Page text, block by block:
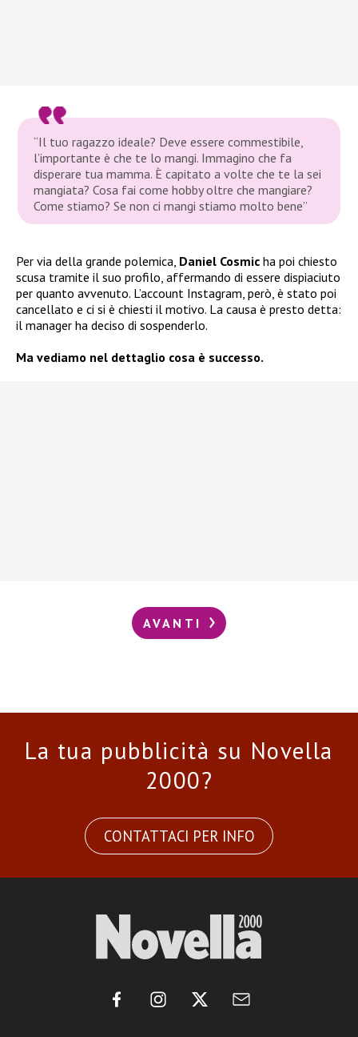
“Il tuo ragazzo ideale? Deve essere commestibile,
l’importante è che te lo mangi. Immagino che fa
disperare tua mamma. È capitato a volte che te la sei
mangiata? Cosa fai come hobby oltre che mangiare?
Come stiamo? Se non ci mangi stiamo molto bene”
Per via della grande polemica, Daniel Cosmic ha poi chiesto
scusa tramite il suo profilo, affermando di essere dispiaciuto
per quanto avvenuto. L’account Instagram, però, è stato poi
cancellato e ci si è chiesti il motivo. La causa è presto detta:
il manager ha deciso di sospenderlo.
Ma vediamo nel dettaglio cosa è successo.
AVANTI
La tua pubblicità su Novella
2000?
CONTATTACI PER INFO